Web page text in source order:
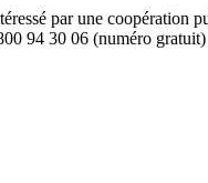
par une coopération
94 30 06 (numéro